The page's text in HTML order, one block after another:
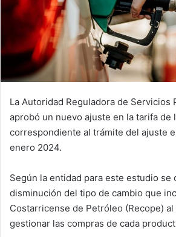
La Autoridad Reguladora de Servicios
aprobó un nuevo ajuste en la tarifa de
correspondiente al trámite del ajuste
enero 2024.
Según la entidad para este estudio se
disminución del tipo de cambio que
Costarricense de Petróleo (Recope)
gestionar las compras de cada